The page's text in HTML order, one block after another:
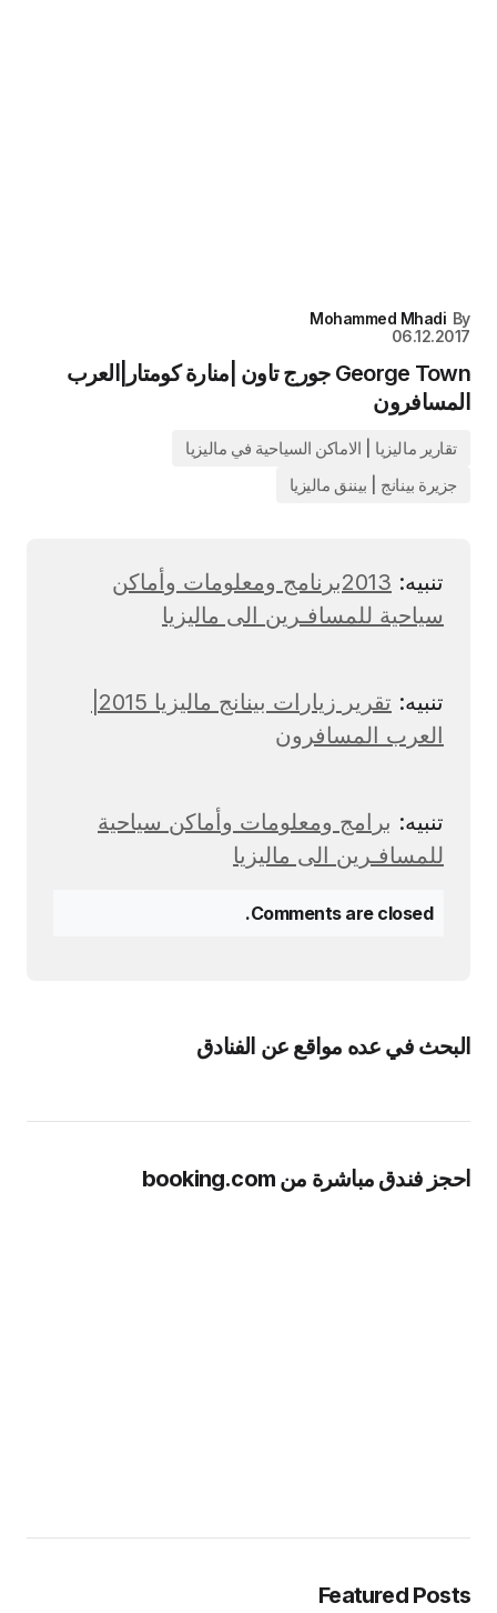
By
Mohammed Mhadi
06.12.2017
George Town جورج تاون |منارة كومتار|العرب
المسافرون
تقارير ماليزيا | الاماكن السياحية في ماليزيا
جزيرة بينانج | بيننق ماليزيا
تنبيه:
2013برنامج ومعلومات وأماكن
سياحية للمسافـرين الى ماليزيا
تنبيه:
العرب المسافرون
تنبيه: برامج ومعلومات وأماكن سياحية
للمسافـرين الى ماليزيا
Comments are closed.
البحث في عده مواقع عن الفنادق
احجز فندق مباشرة من booking.com
Featured Posts